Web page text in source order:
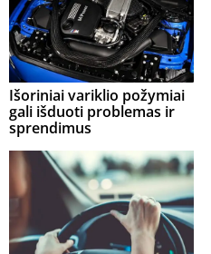
Išoriniai variklio požymiai
gali išduoti problemas ir
sprendimus